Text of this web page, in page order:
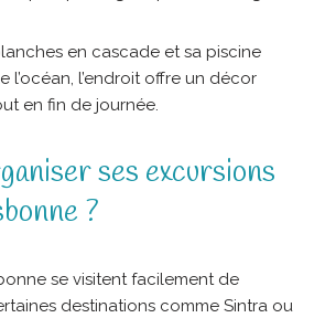
en cascade et sa piscine
l’océan, l’endroit offre un décor
en fin de journée.
ses excursions
?
se visitent facilement de
destinations comme Sintra ou